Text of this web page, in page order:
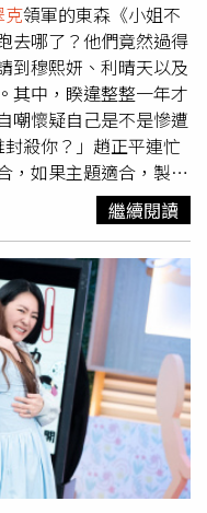
克領軍的東森《小姐不
去哪了？他們竟然過得
到穆熙妍、利晴天以及
其中，睽違整整一年才
嘲懷疑自己是不是慘遭
殺你？」趙正平連忙
，如果主題適合，製作
了一句：「我這樣講會
也秒吐槽：「會！因為你
可能一整年都沒有適合
今講話變得圓滑許多，
始會怕了？」趙正平
孩子要養啊！」小S隨
不只是一個爸爸，還是
」甚至當場掀底他花了
罵：「誰准妳把價錢
足的鬥嘴笑翻全場。談
小S感嘆表示覺得當
完立刻遭趙正平怒嗆：
繼續閱讀